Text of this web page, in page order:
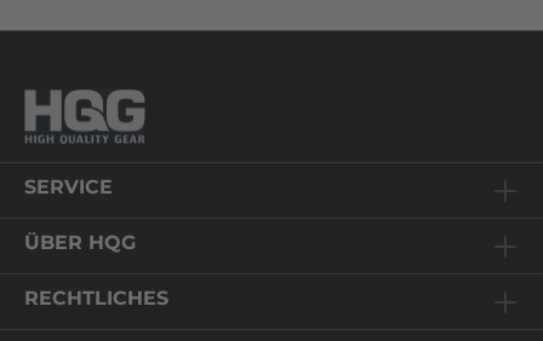
SERVICE
ÜBER HQG
RECHTLICHES